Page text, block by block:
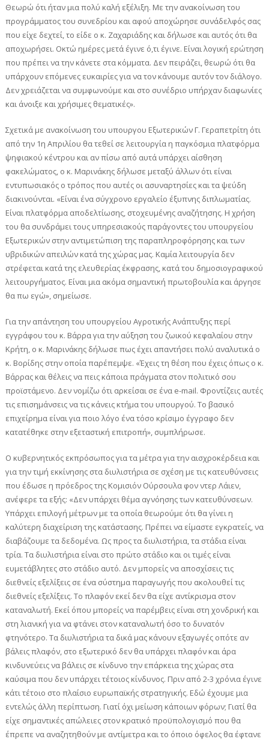
Θεωρώ ότι ήταν μια πολύ καλή εξέλιξη. Με την ανακοίνωση του
προγράμματος του συνεδρίου και αφού αποχώρησε συνάδελφός σας
που είχε δεχτεί, το είδε ο κ. Ζαχαριάδης και δήλωσε και αυτός ότι θα
αποχωρήσει. Οκτώ ημέρες μετά έγινε ό,τι έγινε. Είναι λογική ερώτηση
που πρέπει να την κάνετε στα κόμματα. Δεν πειράζει, θεωρώ ότι θα
υπάρχουν επόμενες ευκαιρίες για να τον κάνουμε αυτόν τον διάλογο.
Δεν χρειάζεται να συμφωνούμε και στο συνέδριο υπήρχαν διαφωνίες
και άνοιξε και χρήσιμες θεματικές».
Σχετικά με ανακοίνωση του υπουργου Εξωτερικών Γ. Γεραπετρίτη ότι
από την 1η Απριλίου θα τεθεί σε λειτουργία η παγκόσμια πλατφόρμα
ψηφιακού κέντρου και αν πίσω από αυτά υπάρχει αίσθηση
φακελώματος, ο κ. Μαρινάκης δήλωσε μεταξύ άλλων ότι είναι
εντυπωσιακός ο τρόπος που αυτές οι ασυναρτησίες και τα ψεύδη
διακινούνται. «Είναι ένα σύγχρονο εργαλείο έξυπνης διπλωματίας.
Είναι πλατφόρμα αποδελτίωσης, στοχευμένης αναζήτησης. Η χρήση
του θα συνδράμει τους υπηρεσιακούς παράγοντες του υπουργείου
Εξωτερικών στην αντιμετώπιση της παραπληροφόρησης και των
υβριδικών απειλών κατά της χώρας μας. Καμία λειτουργία δεν
στρέφεται κατά της ελευθερίας έκφρασης, κατά του δημοσιογραφικού
λειτουργήματος. Είναι μια ακόμα σημαντική πρωτοβουλία και άργησε
θα πω εγώ», σημείωσε.
Για την απάντηση του υπουργείου Αγροτικής Ανάπτυξης περί
εγγράφου του κ. Βάρρα για την αύξηση του ζωικού κεφαλαίου στην
Κρήτη, ο κ. Μαρινάκης δήλωσε πως έχει απαντήσει πολύ αναλυτικά ο
κ. Βορίδης στην οποία παρέπεμψε. «Έχεις τη θέση που έχεις όπως ο κ.
Βάρρας και θέλεις να πεις κάποια πράγματα στον πολιτικό σου
προϊστάμενο. Δεν νομίζω ότι αρκείσαι σε ένα e-mail. Φροντίζεις αυτές
τις επισημάνσεις να τις κάνεις κτήμα του υπουργού. Το βασικό
επιχείρημα είναι για ποιο λόγο ένα τόσο κρίσιμο έγγραφο δεν
κατατέθηκε στην εξεταστική επιτροπή», συμπλήρωσε.
Ο κυβερνητικός εκπρόσωπος για τα μέτρα για την αισχροκέρδεια και
για την τιμή εκκίνησης στα διυλιστήρια σε σχέση με τις κατευθύνσεις
που έδωσε η πρόεδρος της Κομισιόν Ούρσουλα φον ντερ Λάιεν,
ανέφερε τα εξής: «Δεν υπάρχει θέμα αγνόησης των κατευθύνσεων.
Υπάρχει επιλογή μέτρων με τα οποία θεωρούμε ότι θα γίνει η
καλύτερη διαχείριση της κατάστασης. Πρέπει να είμαστε εγκρατείς, να
διαβάζουμε τα δεδομένα. Ως προς τα διυλιστήρια, τα στάδια είναι
τρία. Τα διυλιστήρια είναι στο πρώτο στάδιο και οι τιμές είναι
ευμετάβλητες στο στάδιο αυτό. Δεν μπορείς να αποσχίσεις τις
διεθνείς εξελίξεις σε ένα σύστημα παραγωγής που ακολουθεί τις
διεθνείς εξελίξεις. Το πλαφόν εκεί δεν θα είχε αντίκρισμα στον
καταναλωτή. Εκεί όπου μπορείς να παρέμβεις είναι στη χονδρική και
στη λιανική για να φτάνει στον καταναλωτή όσο το δυνατόν
φτηνότερο. Τα διυλιστήρια τα δικά μας κάνουν εξαγωγές οπότε αν
βάλεις πλαφόν, στο εξωτερικό δεν θα υπάρχει πλαφόν και άρα
κινδυνεύεις να βάλεις σε κίνδυνο την επάρκεια της χώρας στα
καύσιμα που δεν υπάρχει τέτοιος κίνδυνος. Πριν από 2-3 χρόνια έγινε
κάτι τέτοιο στο πλαίσιο ευρωπαϊκής στρατηγικής. Εδώ έχουμε μια
εντελώς άλλη περίπτωση. Γιατί όχι μείωση κάποιων φόρων; Γιατί θα
είχε σημαντικές απώλειες στον κρατικό προϋπολογισμό που θα
έπρεπε να αναζητηθούν με αντίμετρα και το όποιο όφελος θα έφτανε